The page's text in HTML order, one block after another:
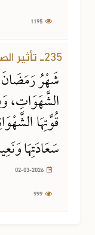
235ـ تأثير الصوم على الجوارح
شَهْرُ رَمَضَانَ
الشَّهَوَاتِ،
قُوَّتِهَا
سَعَادَتِهَا